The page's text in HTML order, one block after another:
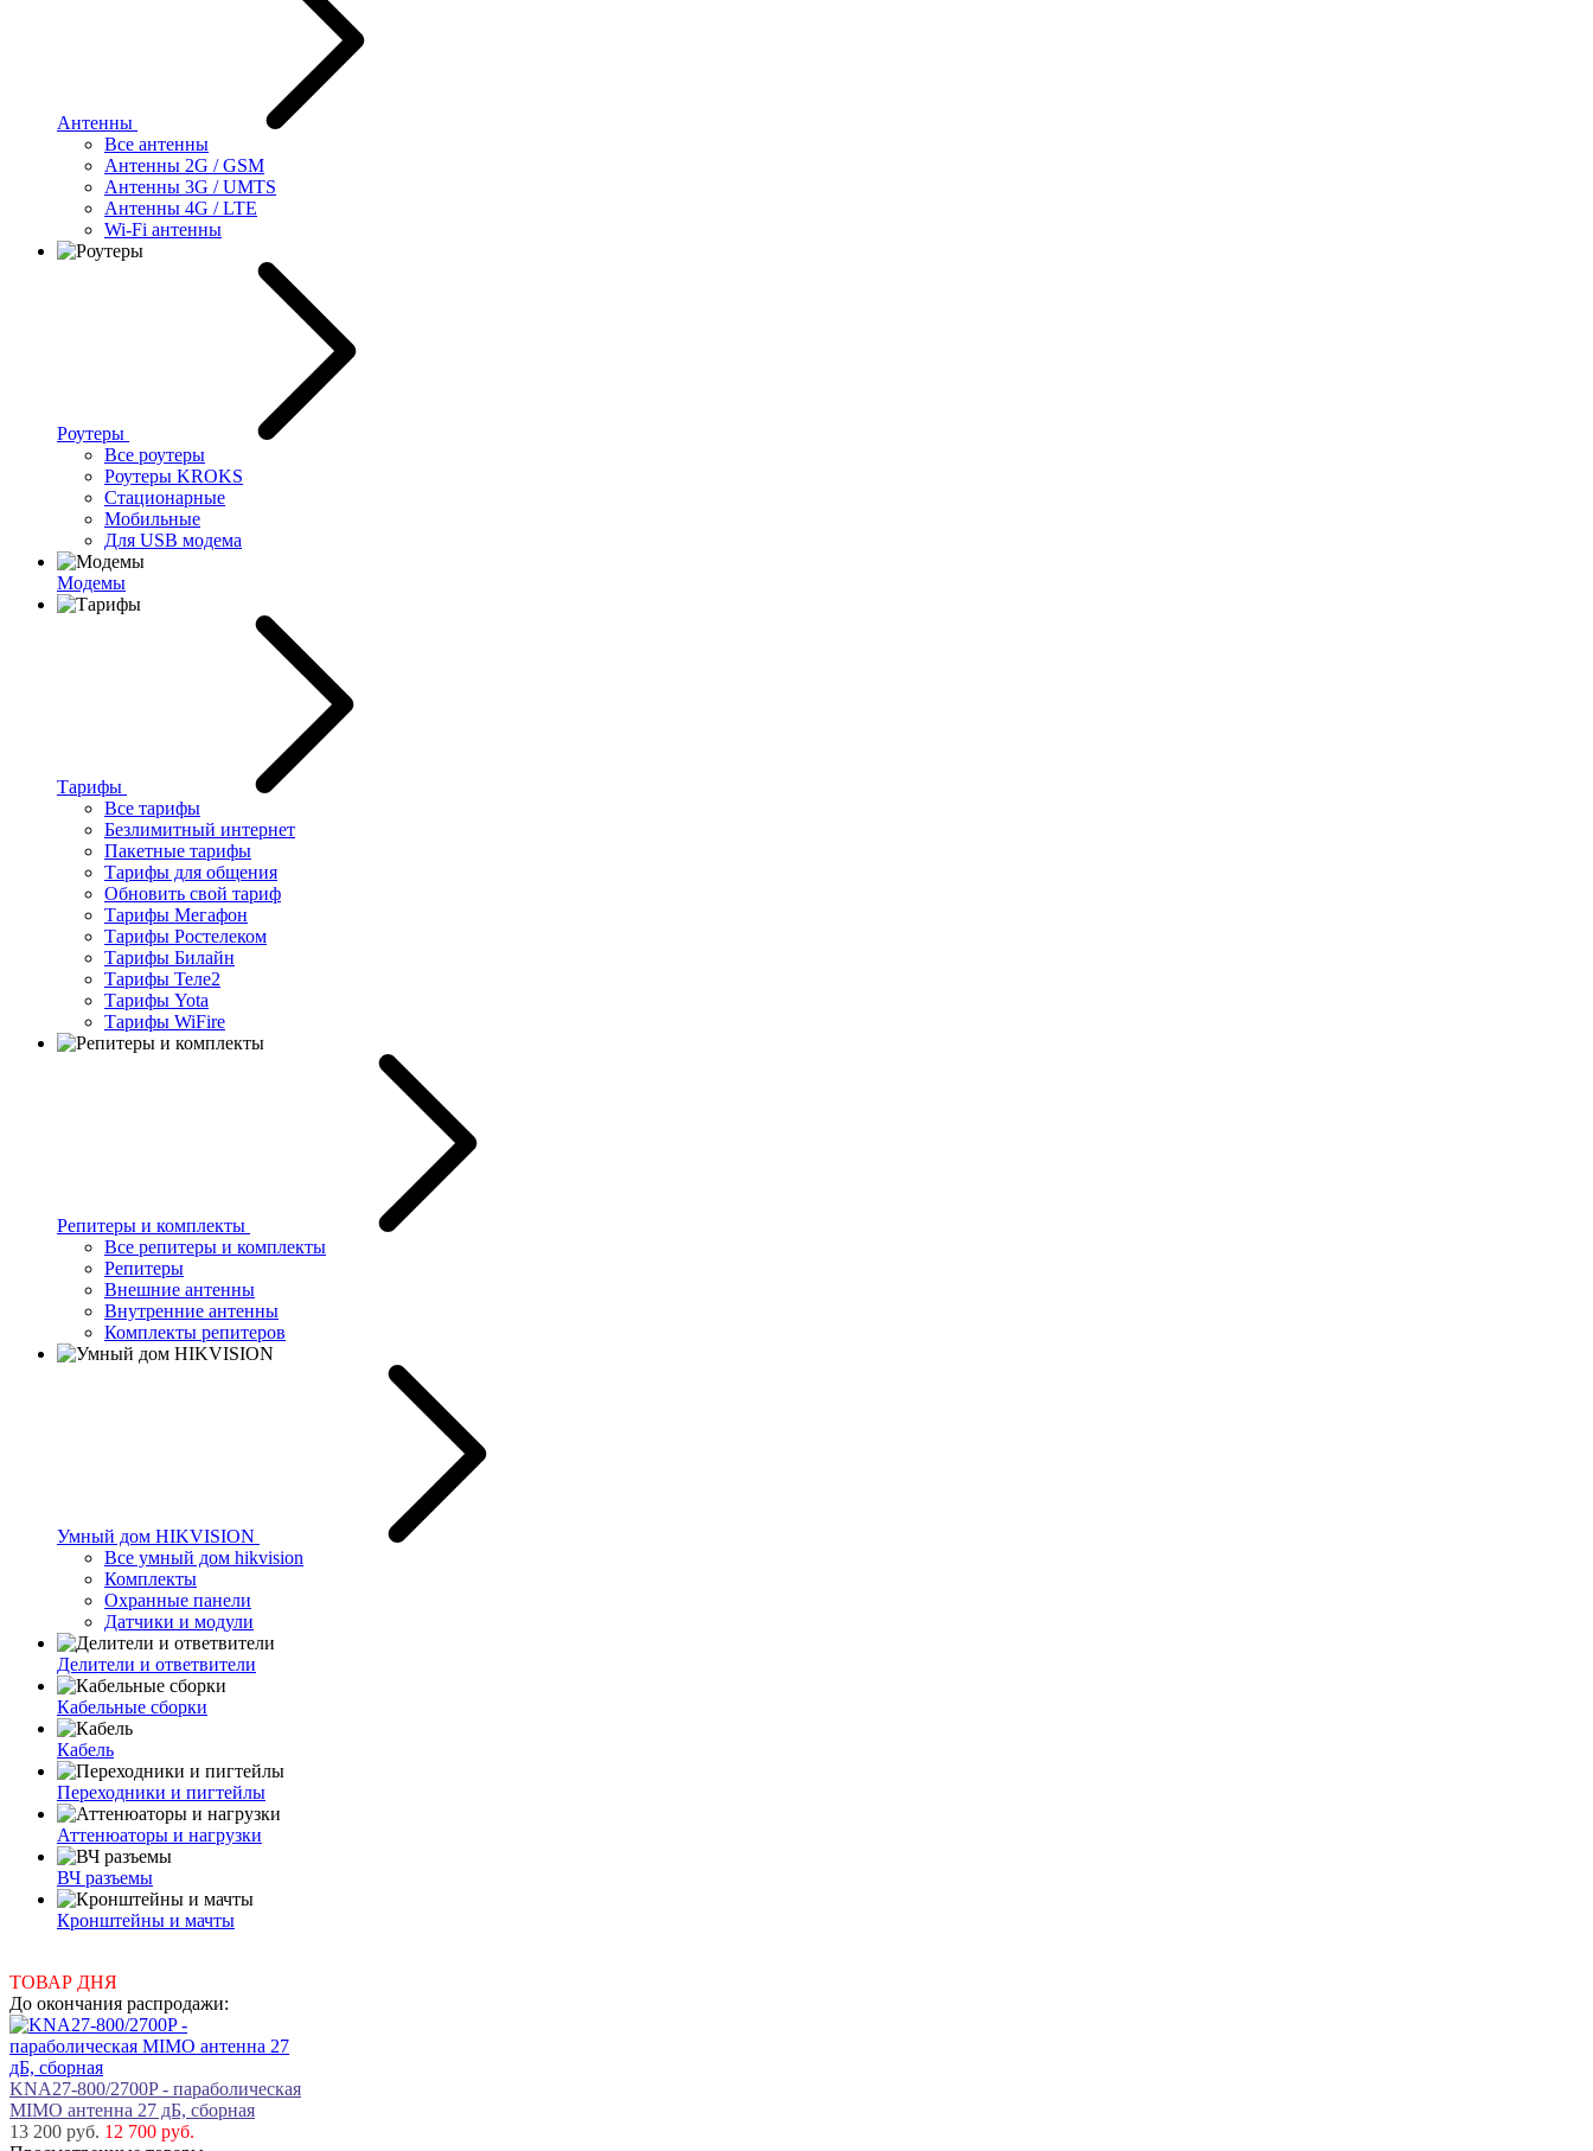
Антенны
Все антенны
Антенны 2G / GSM
Антенны 3G / UMTS
Антенны 4G / LTE
Wi-Fi антенны
Роутеры
Все роутеры
Роутеры KROKS
Стационарные
Мобильные
Для USB модема
Модемы
Тарифы
Все тарифы
Безлимитный интернет
Пакетные тарифы
Тарифы для общения
Обновить свой тариф
Тарифы Мегафон
Тарифы Ростелеком
Тарифы Билайн
Тарифы Теле2
Тарифы Yota
Тарифы WiFire
Репитеры и комплекты
Все репитеры и комплекты
Репитеры
Внешние антенны
Внутренние антенны
Комплекты репитеров
Умный дом HIKVISION
Все умный дом hikvision
Комплекты
Охранные панели
Датчики и модули
Делители и ответвители
Кабельные сборки
Кабель
Переходники и пигтейлы
Аттенюаторы и нагрузки
ВЧ разъемы
Кронштейны и мачты
ТОВАР ДНЯ
До окончания распродажи:
KNA27-800/2700P - параболическая
MIMO антенна 27 дБ, сборная
13 200 руб. 12 700 руб.